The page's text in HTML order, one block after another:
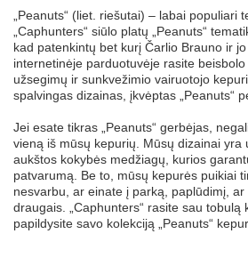
„Peanuts“ (liet. riešutai) – labai populiari
„Caphunters“ siūlo platų „Peanuts“
kad patenkintų bet kurį Čarlio Brauno ir
internetinėje parduotuvėje rasite
užsegimų ir sunkvežimio vairuotojo
spalvingas dizainas, įkvėptas „Peanuts“
Jei esate tikras „Peanuts“ gerbėjas,
vieną iš mūsų kepurių. Mūsų dizainai yra
aukštos kokybės medžiagų, kurios
patvarumą. Be to, mūsų kepurės puikiai
nesvarbu, ar einate į parką, paplūdimį,
draugais. „Caphunters“ rasite sau tobulą
papildysite savo kolekciją „Peanuts“